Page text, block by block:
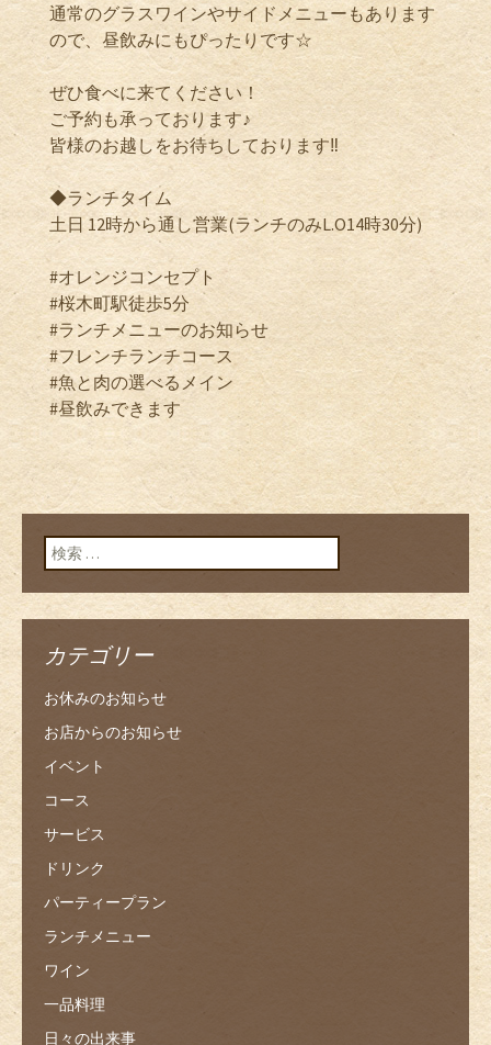
通常のグラスワインやサイドメニューもあります
ので、昼飲みにもぴったりです☆
ぜひ食べに来てください！
ご予約も承っております♪
皆様のお越しをお待ちしております‼️
◆ランチタイム
土日 12時から通し営業(ランチのみL.O14時30分)
#オレンジコンセプト
#桜木町駅徒歩5分
#ランチメニューのお知らせ
#フレンチランチコース
#魚と肉の選べるメイン
#昼飲みできます
検索:
カテゴリー
お休みのお知らせ
お店からのお知らせ
イベント
コース
サービス
ドリンク
パーティープラン
ランチメニュー
ワイン
一品料理
日々の出来事